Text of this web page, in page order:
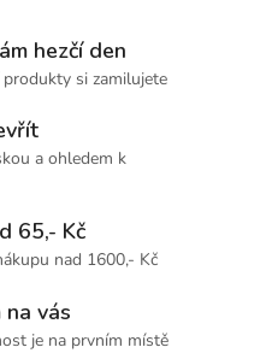
hezčí den
si zamilujete
a ohledem k
65,- Kč
nad 1600,- Kč
na vás
je na prvním místě